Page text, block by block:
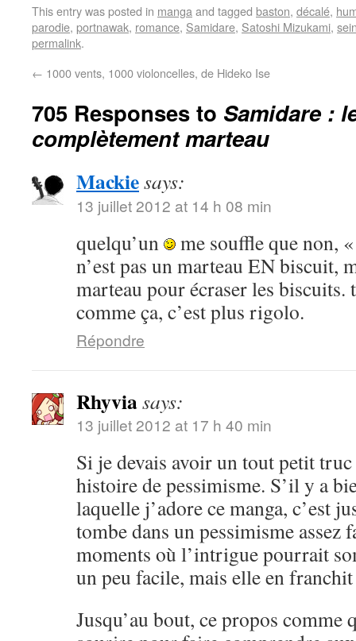
This entry was posted in manga and tagged baston, décalé,
parodie, portnawak, romance, Samidare, Satoshi Mizukami,
permalink.
← 1000 vents, 1000 violoncelles, de Hideko Ise
705 Responses to Samidare :
complètement marteau
Mackiesays:
13 juillet 2012 at 14 h 08 min
quelqu’un
me souffle que non,
n’est pas un marteau EN biscuit,
marteau pour écraser les biscuits.
comme ça, c’est plus rigolo.
Répondre
Rhyviasays:
13 juillet 2012 at 17 h 40 min
Si je devais avoir un tout petit truc
histoire de pessimisme. S’il y a
laquelle j’adore ce manga, c’est
tombe dans un pessimisme assez
moments où l’intrigue pourrait
un peu facile, mais elle en
Jusqu’au bout, ce propos comme